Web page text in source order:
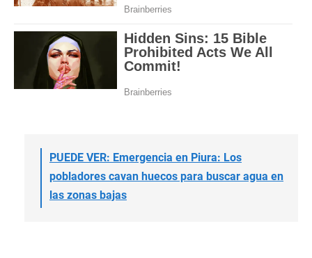
PUEDE VER: Emergencia en Piura: Los
pobladores cavan huecos para buscar agua en
las zonas bajas